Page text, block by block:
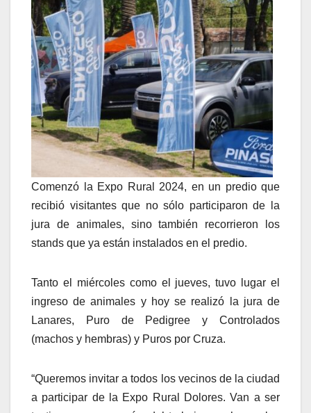
Comenzó la Expo Rural 2024, en un predio que
recibió visitantes que no sólo participaron de la
jura de animales, sino también recorrieron los
stands que ya están instalados en el predio.
Tanto el miércoles como el jueves, tuvo lugar el
ingreso de animales y hoy se realizó la jura de
Lanares, Puro de Pedigree y Controlados
(machos y hembras) y Puros por Cruza.
“Queremos invitar a todos los vecinos de la ciudad
a participar de la Expo Rural Dolores. Van a ser